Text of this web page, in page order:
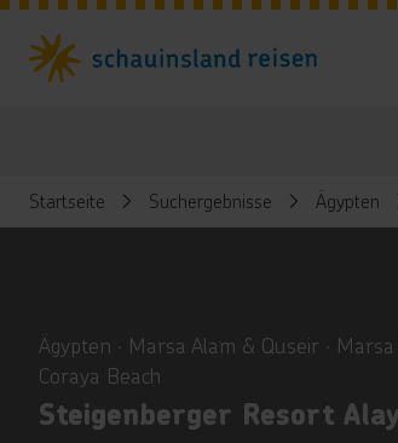
Startseite Suchergebnisse Ägypten
Ägypten ∙ Marsa Alam & Quseir ∙
Coraya Beach
Steigenberger Resort